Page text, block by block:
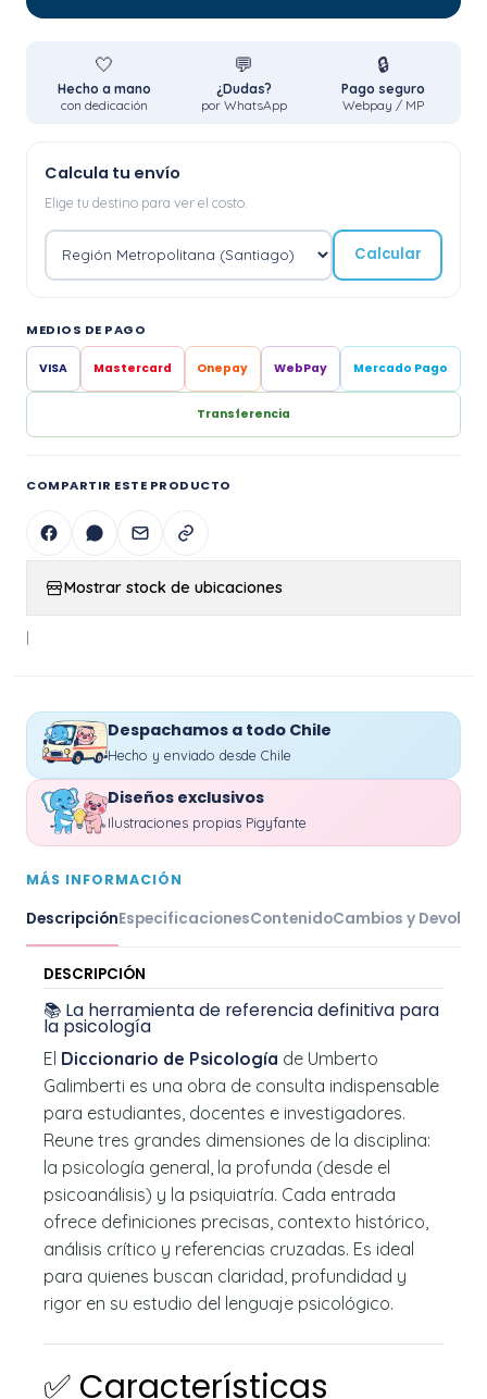
🤍
Hecho a mano
con dedicación
💬
¿Dudas?
por WhatsApp
🔒
Pago seguro
Webpay / MP
Calcula tu envío
Elige tu destino para ver el costo.
Calcular
MEDIOS DE PAGO
VISA Mastercard Onepay WebPay Mercado Pago
Transferencia
COMPARTIR ESTE PRODUCTO
Mostrar stock de ubicaciones
|
Despachamos a todo Chile
Hecho y enviado desde Chile
Diseños exclusivos
Ilustraciones propias Pigyfante
MÁS INFORMACIÓN
DescripciónEspecificacionesContenidoCambios y
DESCRIPCIÓN
📚 La herramienta de referencia definitiva para
la psicología
El Diccionario de Psicología de Umberto
Galimberti es una obra de consulta indispensable
para estudiantes, docentes e investigadores.
Reune tres grandes dimensiones de la disciplina:
la psicología general, la profunda (desde el
psicoanálisis) y la psiquiatría. Cada entrada
ofrece definiciones precisas, contexto histórico,
análisis crítico y referencias cruzadas. Es ideal
para quienes buscan claridad, profundidad y
rigor en su estudio del lenguaje psicológico.
✅ Características